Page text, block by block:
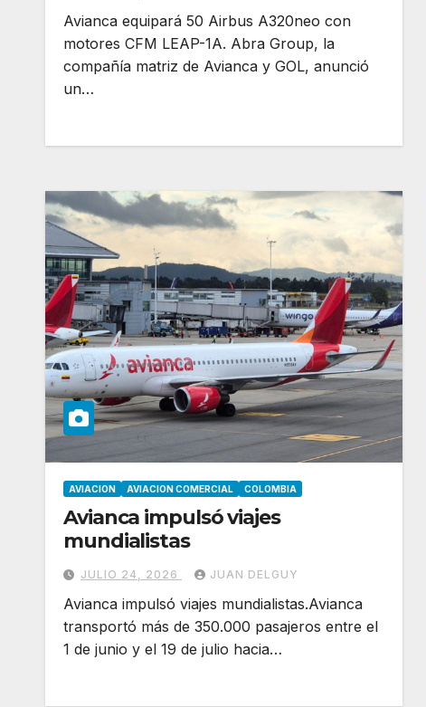
Avianca equipará 50 Airbus A320neo con
motores CFM LEAP-1A. Abra Group, la
compañía matriz de Avianca y GOL, anunció
un…
AVIACION AVIACION COMERCIAL COLOMBIA
Avianca impulsó viajes
mundialistas
JULIO 24, 2026 JUAN DELGUY
Avianca impulsó viajes mundialistas.Avianca
transportó más de 350.000 pasajeros entre el
1 de junio y el 19 de julio hacia…